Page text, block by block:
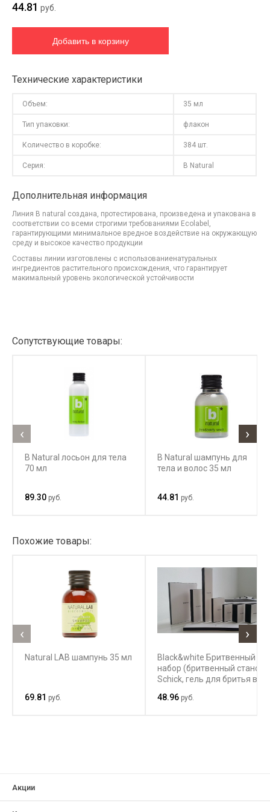
44.81 руб.
Технические характеристики
Объем: 35 мл
Тип упаковки: флакон
Количество в коробке: 384 шт.
Серия: B Natural
Дополнительная информация
Линия B natural создана, протестирована, произведена и упакована в
соответствии со всеми строгими требованиями Ecolabel,
гарантирующими минимальное вредное воздействие на окружающую
среду и высокое качество продукции
Составы линии изготовлены с использованиенатуральных
ингредиентов растительного происхождения, что гарантирует
макимальный уровень экологической устойчивости
Сопутствующие товары:
B Natural лосьон для тела
70 мл
89.30 руб.
B Natural шампунь для
тела и волос 35 мл
44.81 руб.
‹ ›
Похожие товары:
Natural LAB шампунь 35 мл
69.81 руб.
Black&white Бритвенный
набор (бритвенный станок
Schick, гель для бритья в
48.96 руб.
‹ ›
Акции